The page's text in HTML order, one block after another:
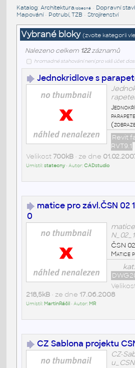
Katalog: Architektura/obecné• Dopravní
Mapování• Potrubí, TZB • Strojírenství
Vybrané bloky (zvolte kategorii
Nalezeno celkem 122záznamů
hromadné stahování není pro váš účet
Jednokridlove s
Revit
RVT9.1
Velikost 700kB• ze dne
Umístil:statecny• Autor:CADstudio
matice pro závl.ČSN 02
0
ČSN
Matice
218,5kB• ze dne 17.06.2008
Umístil: MartinRáčil • Autor: MR
CZ Sablona projektu
CZ-